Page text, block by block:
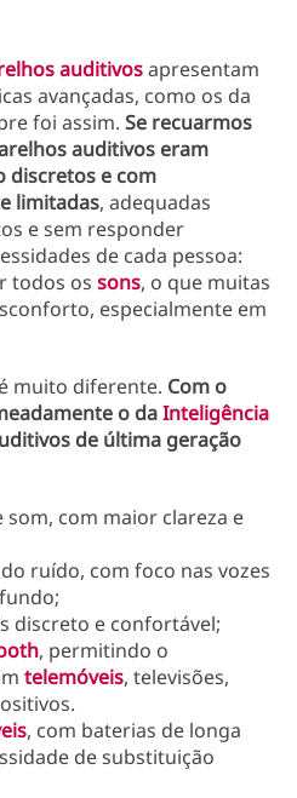
auditivosapresentam
avançadas, como os da
foi assim. Se recuarmos
auditivos eram
discretos e com
limitadas, adequadas
e sem responder
de cada pessoa:
todos os sons, o que muitas
especialmente em
muito diferente. Com o
o daInteligência
de última geração
com maior clareza e
ruído, com foco nas vozes
discreto e confortável;
, permitindo o
telemóveis, televisões,
, com baterias de longa
de substituição